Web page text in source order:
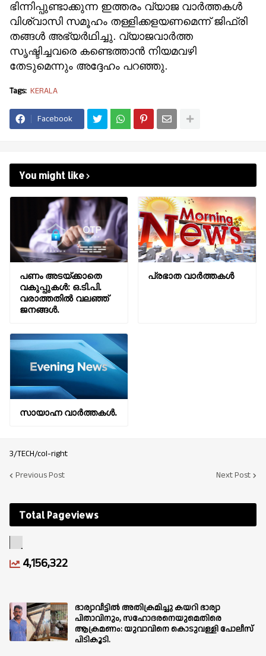
ഭിന്നിപ്പുണ്ടാക്കുന്ന ഇത്തരം വ്യാജ വാര്‍ത്തകള്‍
വിശ്വാസി സമൂഹം തള്ളിക്കളയണമെന്ന് ജിഫ്‌രി
തങ്ങള്‍ അഭ്യര്‍ഥിച്ചു. വ്യാജവാര്‍ത്ത
സൃഷ്ടിച്ചവരെ കണ്ടെത്താന്‍ നിയമവഴി
തേടുമെന്നും അദ്ദേഹം പറഞ്ഞു.
Tags: KERALA
Facebook
You might like
പണം അടയ്ക്കാതെ
വകുപ്പുകൾ: ഒ.ടി.പി.
വരാത്തതിൽ വലഞ്ഞ്
ജനങ്ങൾ.
പ്രഭാത വാർത്തകൾ
സായാഹ്ന വാര്‍ത്തകള്‍.
3/TECH/col-right
Previous Post
Next Post
Total Pageviews
4,156,322
ഭാര്യാവീട്ടിൽ അതിക്രമിച്ചു കയറി ഭാര്യാ
പിതാവിനും, സഹോദരനെയുമെതിരെ
ആക്രമണം: യുവാവിനെ കൊടുവള്ളി പോലീസ്
പിടികൂടി.